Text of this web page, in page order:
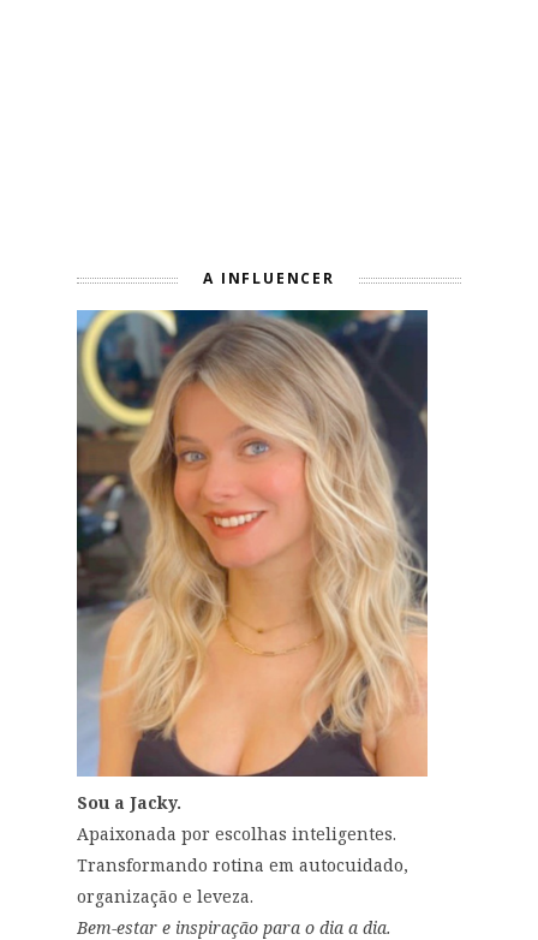
A INFLUENCER
Sou a Jacky.
Apaixonada por escolhas inteligentes.
Transformando rotina em autocuidado,
organização e leveza.
Bem-estar e inspiração para o dia a dia.